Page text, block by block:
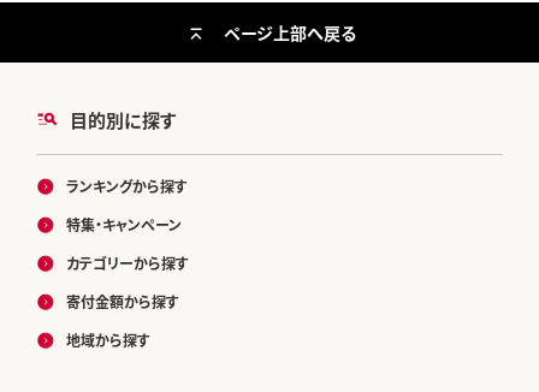
目的別に探す
ランキングから探す
特集・キャンペーン
カテゴリーから探す
寄付金額から探す
地域から探す
ページ上部へ戻る